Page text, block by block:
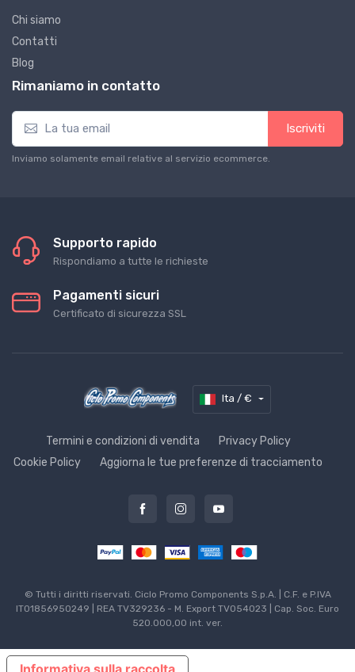
Chi siamo
Contatti
Blog
Rimaniamo in contatto
Iscriviti
Inviamo solamente email relative al servizio ecommerce.
Supporto rapido
Rispondiamo a tutte le richieste
Pagamenti sicuri
Certificato di sicurezza SSL
Ita / €
Termini e condizioni di vendita
Privacy Policy
Cookie Policy
Aggiorna le tue preferenze di tracciamento
© Tutti i diritti riservati. Ciclo Promo Components S.p.A. | C.F. e P.IVA
IT01856950249 | REA TV329236 - M. Export TV054023 | Cap. Soc. Euro
520.000,00 int. ver.
Informativa sulla raccolta